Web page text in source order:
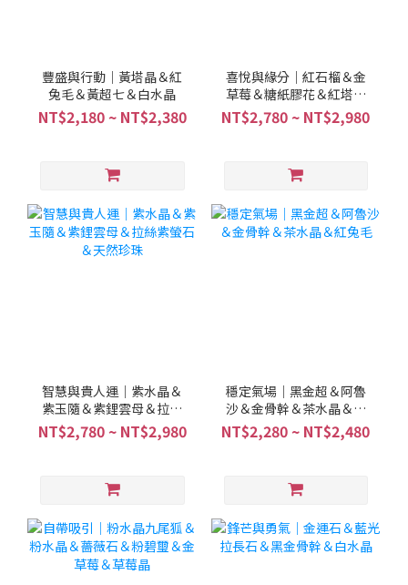
豐盛與行動｜黃塔晶＆紅
兔毛＆黃超七＆白水晶
NT$2,180 ~ NT$2,380
喜悅與緣分｜紅石榴＆金
草莓＆糖紙膠花＆紅塔山
水晶
NT$2,780 ~ NT$2,980
智慧與貴人運｜紫水晶＆
紫玉隨＆紫鋰雲母＆拉絲
紫螢石＆天然珍珠
NT$2,780 ~ NT$2,980
穩定氣場｜黑金超＆阿魯
沙＆金骨幹＆茶水晶＆紅
兔毛
NT$2,280 ~ NT$2,480